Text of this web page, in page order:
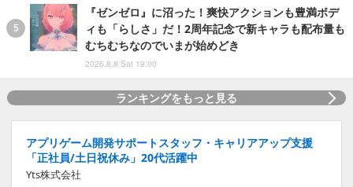
『ゼンゼロ』に沼った！爽快アクションも豊満ボデ
ィも「らしさ」だ！2周年記念で新キャラも配布量も
むちむちなのでいまが始めどき
2026.8.8 Sat 19:00
ランキングをもっと見る
アプリゲーム開発サポートスタッフ・キャリアアップ支援
「正社員/土日祝休み」20代活躍中
Yts株式会社